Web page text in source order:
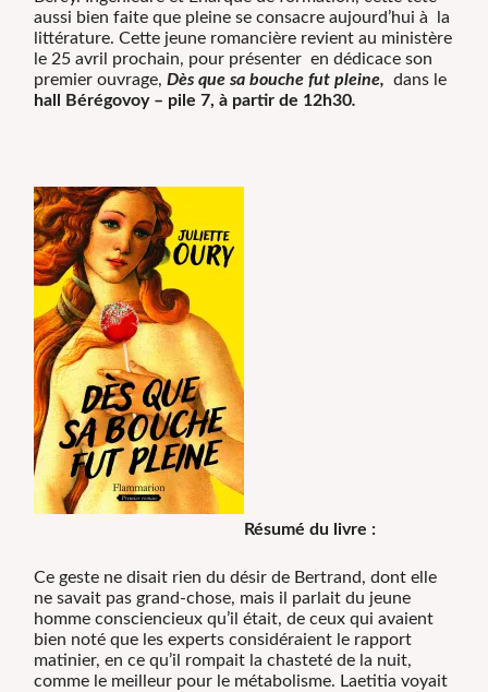
aussi bien faite que pleine se consacre aujourd’hui à la
littérature. Cette jeune romancière revient au ministère
le 25 avril prochain, pour présenter en dédicace son
premier ouvrage,Dès que sa bouche fut pleine, dans le
hall Bérégovoy – pile 7, à partir de 12h30.
Résumé du livre :
Ce geste ne disait rien du désir de Bertrand, dont elle
ne savait pas grand-chose, mais il parlait du jeune
homme consciencieux qu’il était, de ceux qui avaient
bien noté que les experts considéraient le rapport
matinier, en ce qu’il rompait la chasteté de la nuit,
comme le meilleur pour le métabolisme. Laetitia voyait